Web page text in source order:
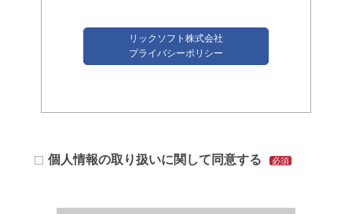
リックソフト株式会社
プライバシーポリシー
個人情報の取り扱いに関して同意する 必須